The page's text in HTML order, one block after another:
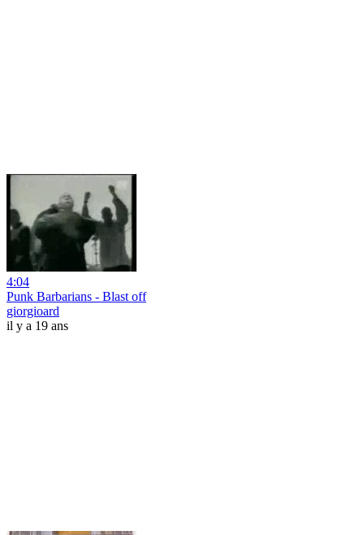
4:04
Punk Barbarians - Blast off
giorgioard
il y a 19 ans